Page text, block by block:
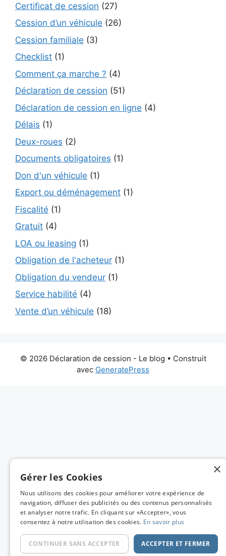
Certificat de cession (27)
Cession d’un véhicule (26)
Cession familiale (3)
Checklist (1)
Comment ça marche ? (4)
Déclaration de cession (51)
Déclaration de cession en ligne (4)
Délais (1)
Deux-roues (2)
Documents obligatoires (1)
Don d'un véhicule (1)
Export ou déménagement (1)
Fiscalité (1)
Gratuit (4)
LOA ou leasing (1)
Obligation de l'acheteur (1)
Obligation du vendeur (1)
Service habilité (4)
Vente d’un véhicule (18)
© 2026 Déclaration de cession - Le blog • Construit
avec GeneratePress
×
Gérer les Cookies
Nous utilisons des cookies pour améliorer votre expérience de
navigation, diffuser des publicités ou des contenus personnalisés
et analyser notre trafic. En cliquant sur «Accepter», vous
consentez à notre utilisation des cookies. En savoir plus
ACCEPTER ET FERMER
CONTINUER SANS ACCEPTER